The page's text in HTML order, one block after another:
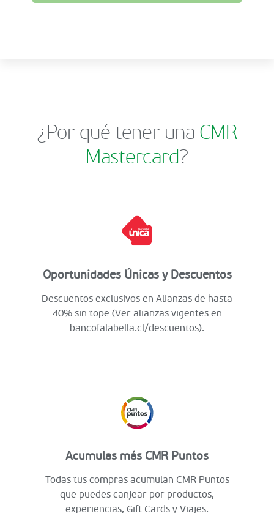
¿Por qué tener una CMR
Mastercard?
Oportunidades Únicas y Descuentos
Descuentos exclusivos en Alianzas de hasta
40% sin tope (Ver alianzas vigentes en
bancofalabella.cl/descuentos).
Acumulas más CMR Puntos
Todas tus compras acumulan CMR Puntos
que puedes canjear por productos,
experiencias, Gift Cards y Viajes.